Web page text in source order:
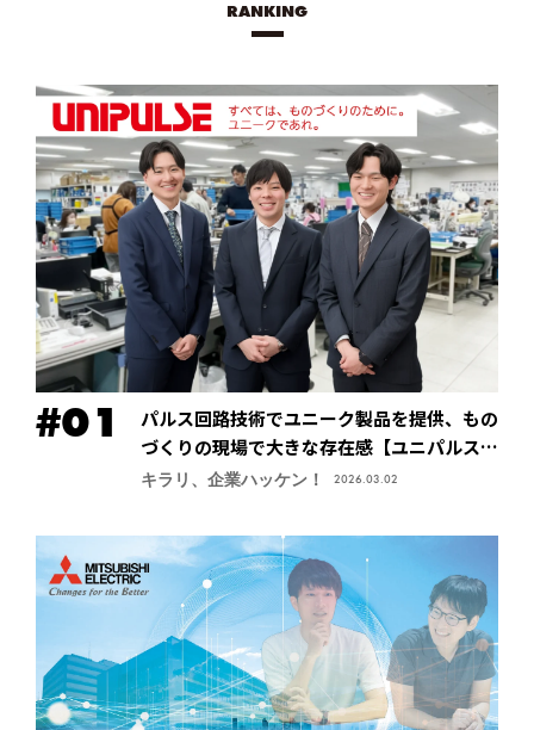
RANKING
パルス回路技術でユニーク製品を提供、もの
づくりの現場で大きな存在感【ユニパルス株
式会社】
キラリ、企業ハッケン！ 2026.03.02